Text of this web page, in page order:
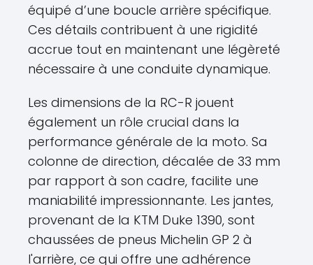
équipé d’une boucle arrière spécifique.
Ces détails contribuent à une rigidité
accrue tout en maintenant une légèreté
nécessaire à une conduite dynamique.
Les dimensions de la RC-R jouent
également un rôle crucial dans la
performance générale de la moto. Sa
colonne de direction, décalée de 33 mm
par rapport à son cadre, facilite une
maniabilité impressionnante. Les jantes,
provenant de la KTM Duke 1390, sont
chaussées de pneus Michelin GP 2 à
l'arrière, ce qui offre une adhérence